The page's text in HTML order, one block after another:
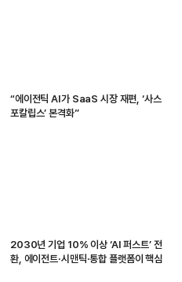
“에이전틱 AI가 SaaS 시장 재편, ‘사스
포칼립스’ 본격화”
2030년 기업 10% 이상 ‘AI 퍼스트’ 전
환, 에이전트·시맨틱·통합 플랫폼이 핵심